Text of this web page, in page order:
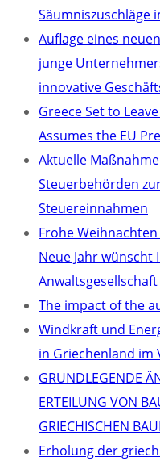
Säumniszuschläge
Auflage eines
junge
innovative
Greece Set to
Assumes the EU
Aktuelle
Steuerbehörden
Steuereinnahmen
Frohe
Neue Jahr wünscht
Anwaltsgesellschaft
The impact of the
Windkraft und
in Griechenland im
GRUNDLEGENDE
ERTEILUNG VON
GRIECHISCHEN
Erholung der